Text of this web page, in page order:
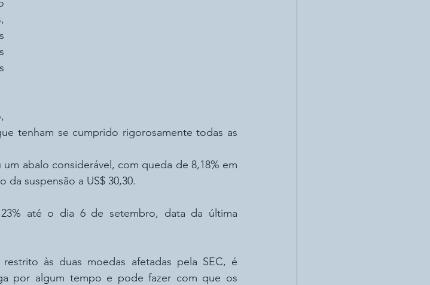
tenham se cumprido rigorosamente todas as
abalo considerável, com queda de 8,18% em
suspensão a US$ 30,30.
até o dia 6 de setembro, data da última
às duas moedas afetadas pela SEC, é
por algum tempo e pode fazer com que os